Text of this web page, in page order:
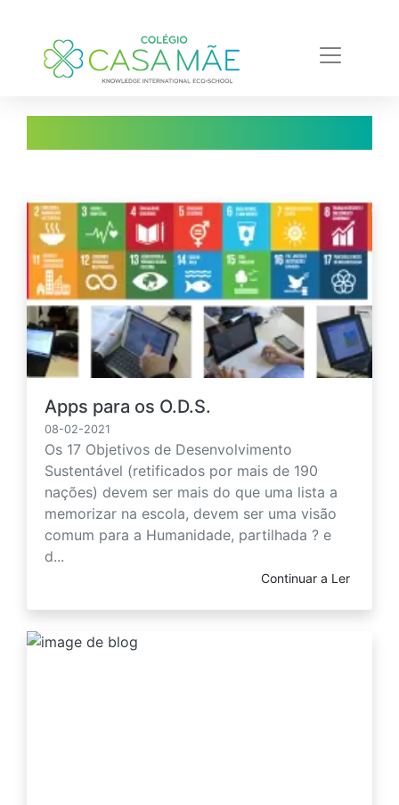
Apps para os O.D.S.
08-02-2021
Os 17 Objetivos de Desenvolvimento
Sustentável (retificados por mais de 190
nações) devem ser mais do que uma lista a
memorizar na escola, devem ser uma visão
comum para a Humanidade, partilhada ? e
d...
Continuar a Ler